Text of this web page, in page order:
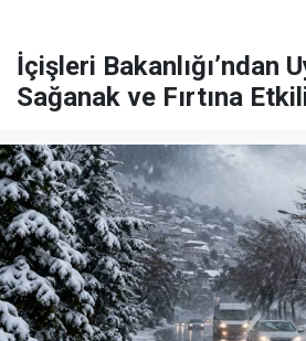
İçişleri Bakanlığı’ndan
Sağanak ve Fırtına